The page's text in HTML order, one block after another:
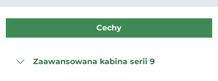
Cechy
Zaawansowana kabina serii 9